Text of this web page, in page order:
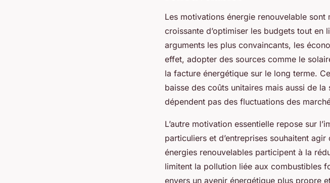
Les motivations énergie renouvelable
croissante d’optimiser les budgets tout en
arguments les plus convaincants, les
effet, adopter des sources comme le
la facture énergétique sur le long terme.
baisse des coûts unitaires mais aussi de
dépendent pas des fluctuations des
L’autre motivation essentielle repose sur
particuliers et d’entreprises souhaitent
énergies renouvelables participent à la
limitent la pollution liée aux combustibles
envers un avenir énergétique plus propre